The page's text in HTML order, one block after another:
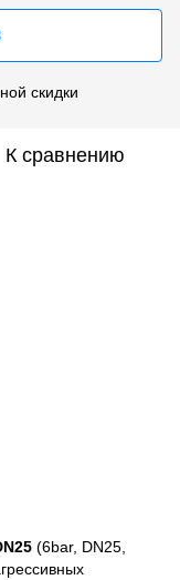
скидки
К сравнению
(6bar, DN25,